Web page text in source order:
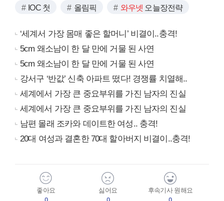
IOC 첫 올림픽 와우넷 오늘장전략
‘세계서 가장 몸매 좋은 할머니’ 비결이..충격!
5cm 왜소남이 한 달 만에 거물 된 사연
5cm 왜소남이 한 달 만에 거물 된 사연
강서구 ‘반값’ 신축 아파트 떴다! 경쟁률 치열해..
세계에서 가장 큰 중요부위를 가진 남자의 진실
세계에서 가장 큰 중요부위를 가진 남자의 진실
남편 몰래 조카와 데이트한 여성.. 충격!
20대 여성과 결혼한 70대 할아버지 비결이..충격!
좋아요
싫어요
후속기사 원해요